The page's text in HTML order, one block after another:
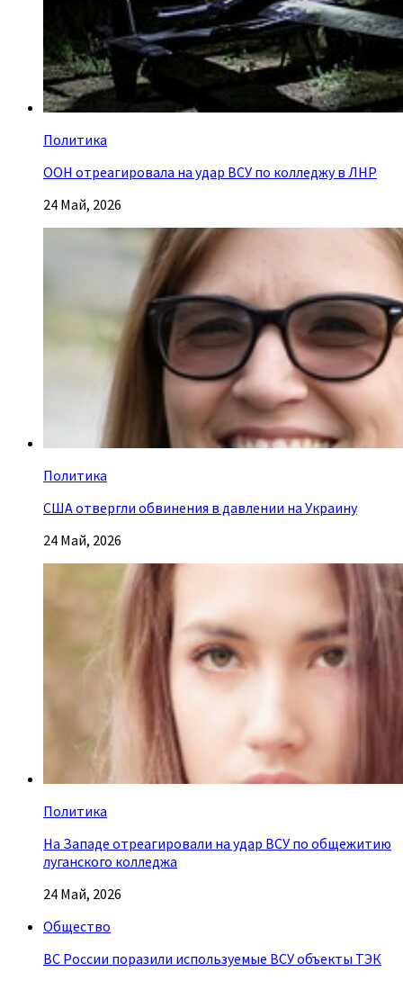
Политика
ООН отреагировала на удар ВСУ по колледжу в ЛНР
24 Май, 2026
Политика
США отвергли обвинения в давлении на Украину
24 Май, 2026
Политика
На Западе отреагировали на удар ВСУ по общежитию
луганского колледжа
24 Май, 2026
Общество
ВС России поразили используемые ВСУ объекты ТЭК